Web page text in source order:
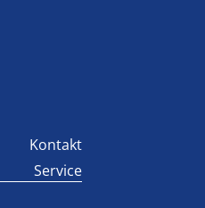
Kontakt
Service